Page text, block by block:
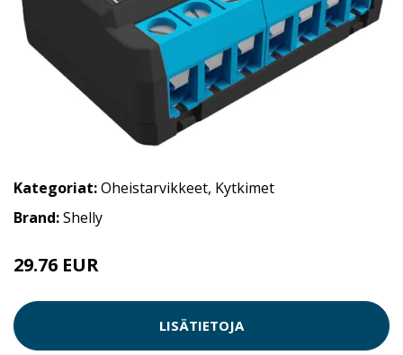
Kategoriat:Oheistarvikkeet, Kytkimet
Brand:Shelly
29.76 EUR
LISÄTIETOJA